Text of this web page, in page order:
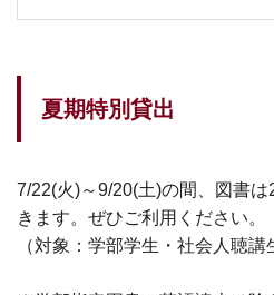
夏期特別貸出
7/22(火)～9/20(土)の間、図書
きます。ぜひご利用ください。
（対象：学部学生・社会人聴講